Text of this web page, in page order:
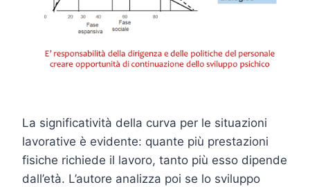
La significatività della curva per le situazioni
lavorative è evidente: quante più prestazioni
fisiche richiede il lavoro, tanto più esso dipende
dall’età. L’autore analizza poi se lo sviluppo